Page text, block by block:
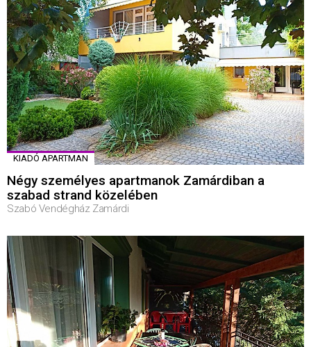
KIADÓ APARTMAN
Négy személyes apartmanok Zamárdiban a
szabad strand közelében
Szabó Vendégház Zamárdi